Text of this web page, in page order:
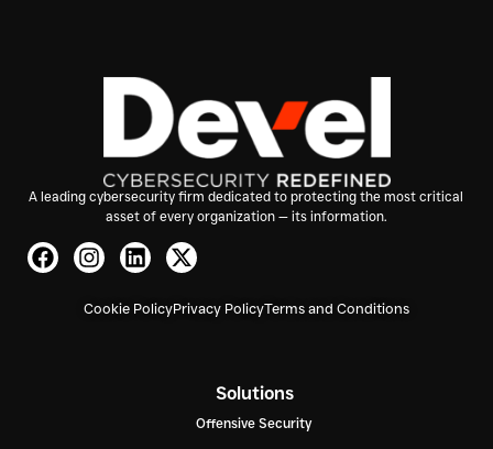
A leading cybersecurity firm dedicated to protecting the most critical
asset of every organization — its information.
Cookie PolicyPrivacy PolicyTerms and Conditions
Solutions
Offensive Security